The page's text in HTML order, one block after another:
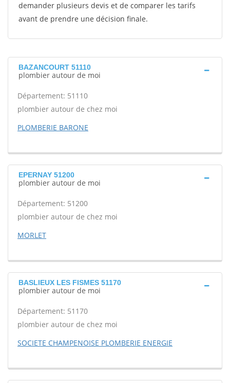
demander plusieurs devis et de comparer les tarifs
avant de prendre une décision finale.
BAZANCOURT 51110
plombier autour de moi
Département: 51110
plombier autour de chez moi
PLOMBERIE BARONE
EPERNAY 51200
plombier autour de moi
Département: 51200
plombier autour de chez moi
MORLET
BASLIEUX LES FISMES 51170
plombier autour de moi
Département: 51170
plombier autour de chez moi
SOCIETE CHAMPENOISE PLOMBERIE ENERGIE